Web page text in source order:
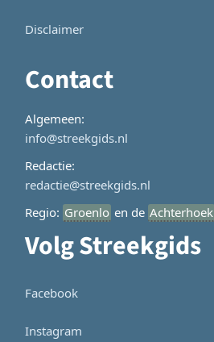
Disclaimer
Contact
Algemeen:
info@streekgids.nl
Redactie:
redactie@streekgids.nl
Regio: Groenlo en de Achterhoek
Volg Streekgids
Facebook
Instagram